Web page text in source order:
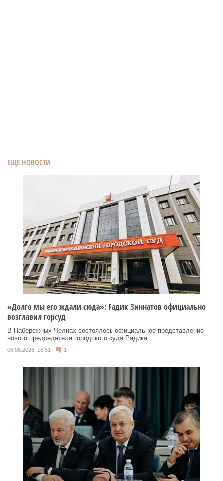
ЕЩЕ НОВОСТИ
«Долго мы его ждали сюда»: Радик Зиннатов официально
возглавил горсуд
В Набережных Челнах состоялось официальное представление
нового председателя городского суда Радика ...
06.08.2026, 16:51 1